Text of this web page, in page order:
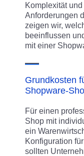
Komplexität
Anforderungen
zeigen wir,
beeinflussen
mit einer
Grundkosten
Shopware-
Für einen
Shop mit
ein
Konfiguration
sollten